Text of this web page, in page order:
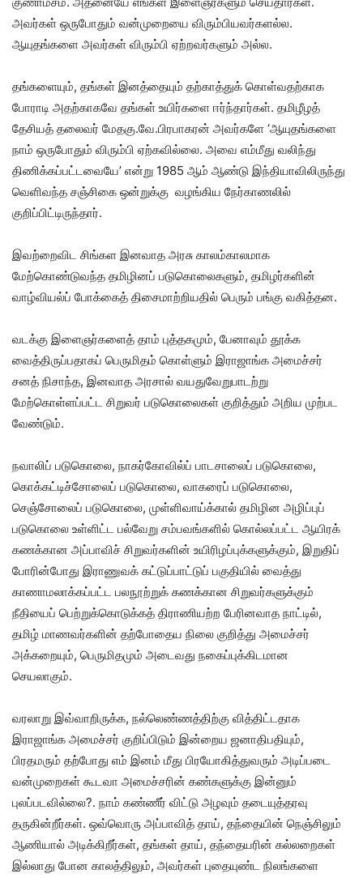
அவர்கள் ஒருபோதும் வன்முறையை விரும்பியவர்களல்ல.
ஆயுதங்களை அவர்கள் விரும்பி ஏற்றவர்களும் அல்ல.
தங்களையும், தங்கள் இனத்தையும் தற்காத்துக் கொள்வதற்காக
போராடி அதற்காகவே தங்கள் உயிர்களை ஈர்ந்தார்கள். தமிழீழத்
தேசியத் தலைவர் மேதகு.வே.பிரபாகரன் அவர்களே ‘ஆயுதங்களை
நாம் ஒருபோதும் விரும்பி ஏற்கவில்லை. அவை எம்மீது வலிந்து
திணிக்கப்பட்டவையே’ என்று 1985 ஆம் ஆண்டு இந்தியாவிலிருந்து
வெளிவந்த சஞ்சிகை ஒன்றுக்கு வழங்கிய நேர்காணலில்
குறிப்பிட்டிருந்தார்.
இவற்றைவிட சிங்கள இனவாத அரசு காலம்காலமாக
மேற்கொண்டுவந்த தமிழினப் படுகொலைகளும், தமிழர்களின்
வாழ்வியல்ப் போக்கைத் திசைமாற்றியதில் பெரும் பங்கு வகித்தன.
வடக்கு இளைஞர்களைத் தாம் புத்தகமும், பேனாவும் தூக்க
வைத்திருப்பதாகப் பெருமிதம் கொள்ளும் இராஜாங்க அமைச்சர்
சனத் நிசாந்த, இனவாத அரசால் வயதுவேறுபாடற்று
மேற்கொள்ளப்பட்ட சிறுவர் படுகொலைகள் குறித்தும் அறிய முற்பட
வேண்டும்.
நவாலிப் படுகொலை, நாகர்கோவில்ப் பாடசாலைப் படுகொலை,
கொக்கட்டிச்சோலைப் படுகொலை, வாகரைப் படுகொலை,
செஞ்சோலைப் படுகொலை, முள்ளிவாய்க்கால் தமிழின அழிப்புப்
படுகொலை உள்ளிட்ட பல்வேறு சம்பவங்களில் கொல்லப்பட்ட ஆயிரக்
கணக்கான அப்பாவிச் சிறுவர்களின் உயிரிழப்புக்களுக்கும், இறுதிப்
போரின்போது இராணுவக் கட்டுப்பாட்டுப் பகுதியில் வைத்து
காணாமலாக்கப்பட்ட பலநூற்றுக் கணக்கான சிறுவர்களுக்கும்
நீதியைப் பெற்றுக்கொடுக்கத் திராணியற்ற பேரினவாத நாட்டில்,
தமிழ் மாணவர்களின் தற்போதைய நிலை குறித்து அமைச்சர்
அக்கறையும், பெருமிதமும் அடைவது நகைப்புக்கிடமான
செயலாகும்.
வரலாறு இவ்வாறிருக்க, நல்லெண்ணத்திற்கு வித்திட்டதாக
இராஜாங்க அமைச்சர் குறிப்பிடும் இன்றைய ஜனாதிபதியும்,
பிரதமரும் தற்போது எம் இனம் மீது பிரயோகித்துவரும் அடிப்படை
வன்முறைகள் கூடவா அமைச்சரின் கண்களுக்கு இன்னும்
புலப்படவில்லை?. நாம் கண்ணீர் விட்டு அழவும் தடையுத்தரவு
தருகின்றீர்கள். ஒவ்வொரு அப்பாவித் தாய், தந்தையின் நெஞ்சிலும்
ஆணியால் அடிக்கிறீர்கள், தங்கள் தாய், தந்தையரின் கல்லறைகள்
இல்லாது போன காலத்திலும், அவர்கள் புதையுண்ட நிலங்களை